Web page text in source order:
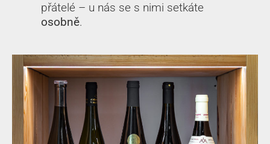
přátelé – u nás se s nimi setkáte
osobně.